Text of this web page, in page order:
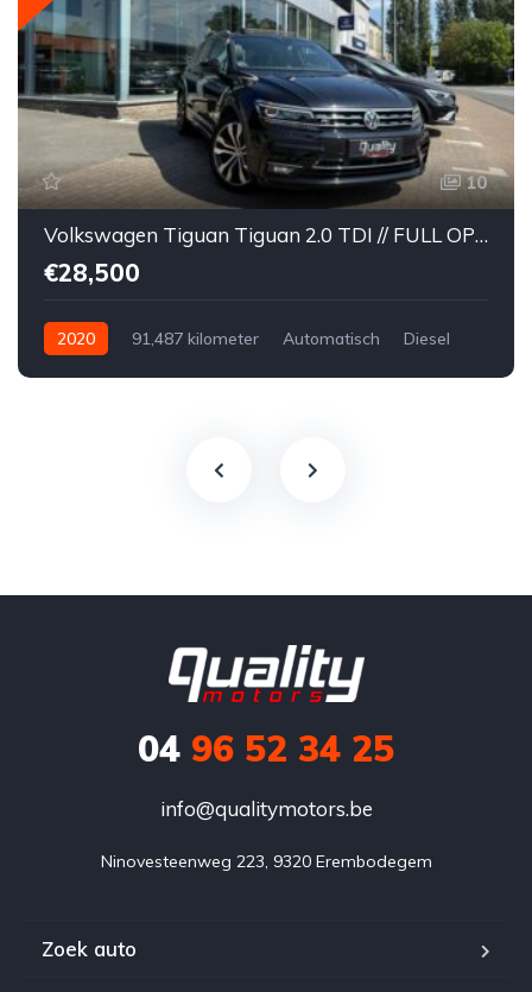
10
Volkswagen Tiguan Tiguan 2.0 TDI // FULL OPTION // R-Line // DSG // PANORAMISCH DAK // KEY-LESS // LEDER // DYNAUDIO // 360° //
€28,500
2020 91,487 kilometer Automatisch
Diesel
04 96 52 34 25
info@qualitymotors.be
Ninovesteenweg 223, 9320 Erembodegem
Zoek auto